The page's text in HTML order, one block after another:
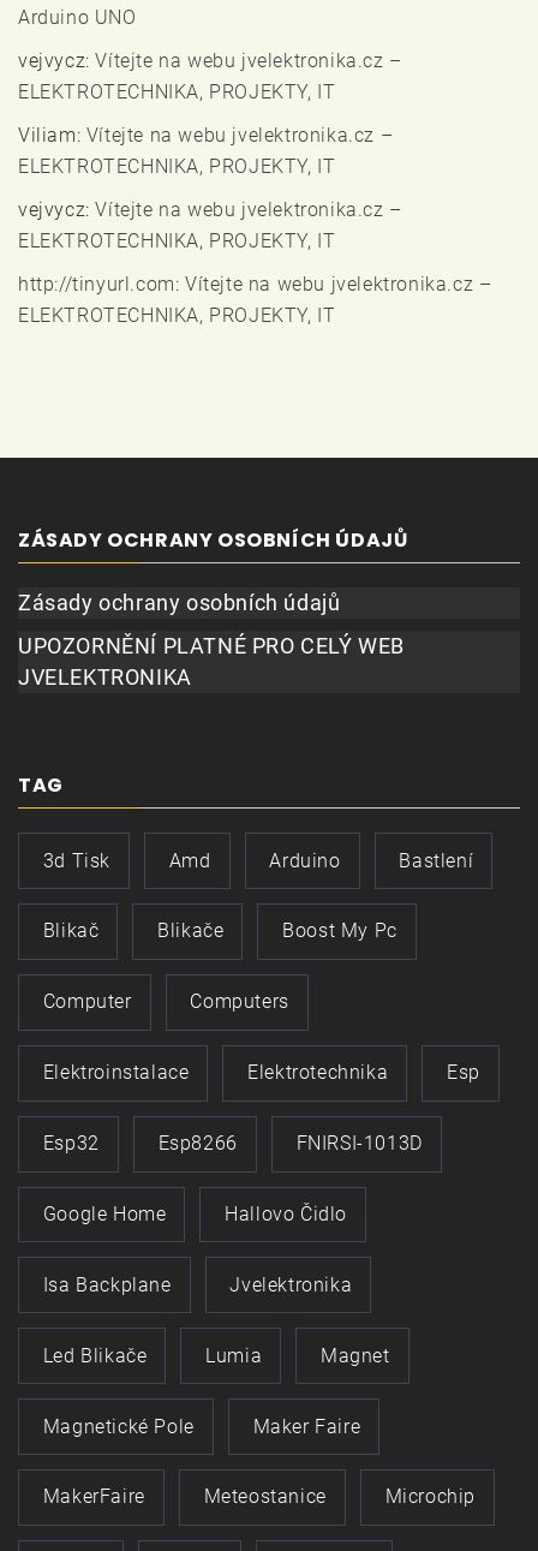
Arduino UNO
vejvycz:Vítejte na webu jvelektronika.cz –
ELEKTROTECHNIKA, PROJEKTY, IT
Viliam: Vítejte na webu jvelektronika.cz –
ELEKTROTECHNIKA, PROJEKTY, IT
vejvycz:Vítejte na webu jvelektronika.cz –
ELEKTROTECHNIKA, PROJEKTY, IT
http://tinyurl.com:Vítejte na webu jvelektronika.cz –
ELEKTROTECHNIKA, PROJEKTY, IT
ZÁSADY OCHRANY OSOBNÍCH ÚDAJŮ
Zásady ochrany osobních údajů
UPOZORNĚNÍ PLATNÉ PRO CELÝ WEB
JVELEKTRONIKA
TAG
3d Tisk Amd Arduino Bastlení
Blikač Blikače Boost My Pc
Computer Computers
Elektroinstalace Elektrotechnika Esp
Esp32 Esp8266 FNIRSI-1013D
Google Home Hallovo Čidlo
Isa Backplane Jvelektronika
Led Blikače Lumia Magnet
Magnetické Pole Maker Faire
MakerFaire Meteostanice Microchip